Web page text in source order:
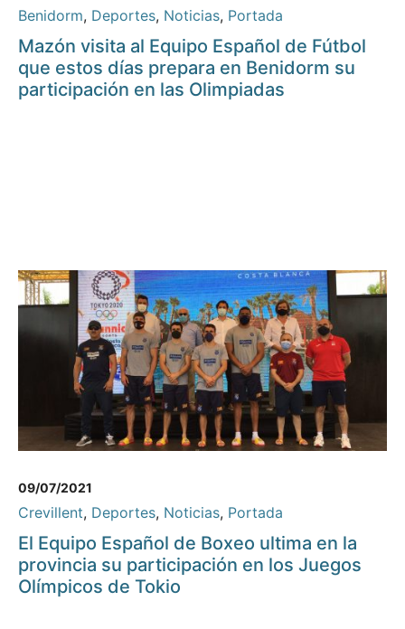
Benidorm, Deportes, Noticias, Portada
Mazón visita al Equipo Español de Fútbol
que estos días prepara en Benidorm su
participación en las Olimpiadas
09/07/2021
Crevillent, Deportes, Noticias, Portada
El Equipo Español de Boxeo ultima en la
provincia su participación en los Juegos
Olímpicos de Tokio